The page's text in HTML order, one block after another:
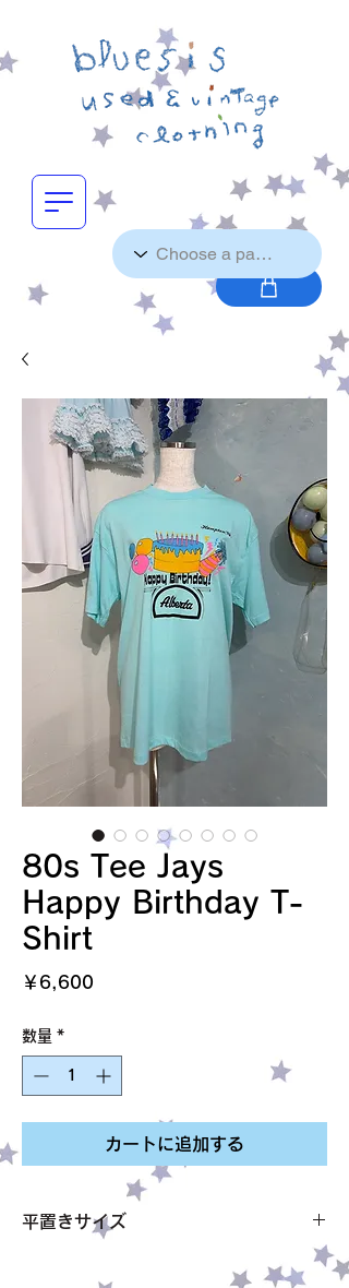
80s Tee Jays
Happy Birthday T-
Shirt
￥6,600
数量 *
カートに追加する
平置きサイズ
袖丈 23cm